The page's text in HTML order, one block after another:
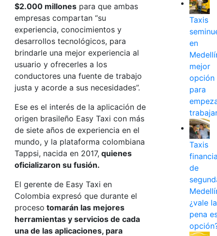
$2.000 millones para que ambas
empresas compartan “su
experiencia, conocimientos y
desarrollos tecnológicos, para
brindarle una mejor experiencia al
usuario y ofrecerles a los
conductores una fuente de trabajo
justa y acorde a sus necesidades”.
Ese es el interés de la aplicación de
origen brasileño Easy Taxi con más
de siete años de experiencia en el
mundo, y la plataforma colombiana
Tappsi, nacida en 2017, quienes
oficializaron su fusión.
El gerente de Easy Taxi en
Colombia expresó que durante el
proceso tomarán las mejores
herramientas y servicios de cada
una de las aplicaciones, para
Taxis
en
mejor
opción
para
Taxis
de
¿vale la
pena